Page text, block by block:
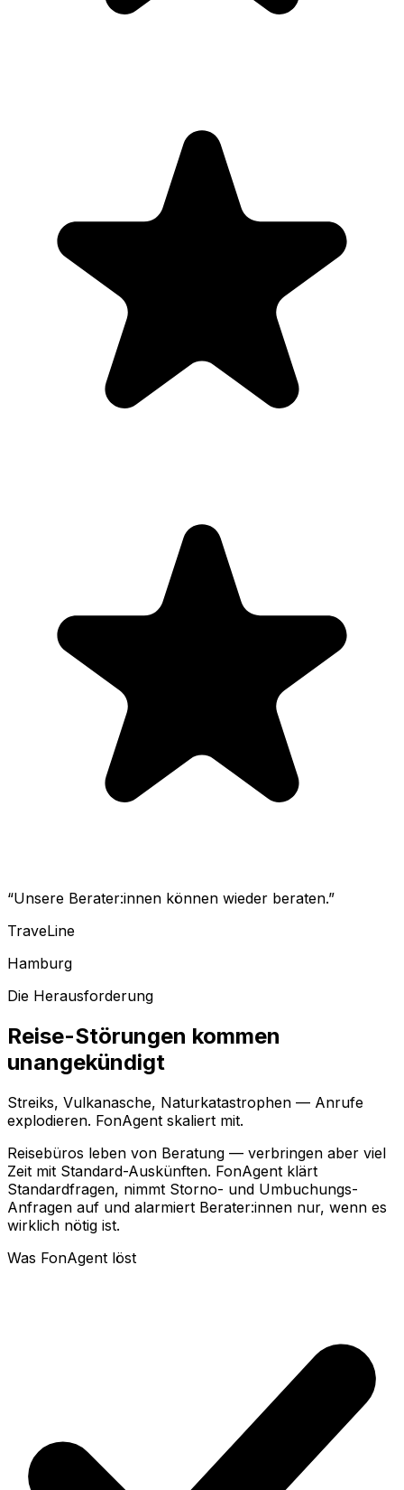
“Unsere Berater:innen können wieder beraten.”
TraveLine
Hamburg
Die Herausforderung
Reise-Störungen kommen
unangekündigt
Streiks, Vulkanasche, Naturkatastrophen — Anrufe
explodieren. FonAgent skaliert mit.
Reisebüros leben von Beratung — verbringen aber viel
Zeit mit Standard-Auskünften. FonAgent klärt
Standardfragen, nimmt Storno- und Umbuchungs-
Anfragen auf und alarmiert Berater:innen nur, wenn es
wirklich nötig ist.
Was FonAgent löst